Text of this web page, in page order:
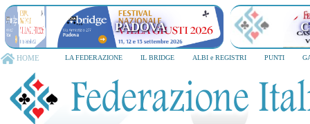
PADOVA
HOME LA FEDERAZIONE IL BRIDGE ALBI e REGISTRI PUNTI